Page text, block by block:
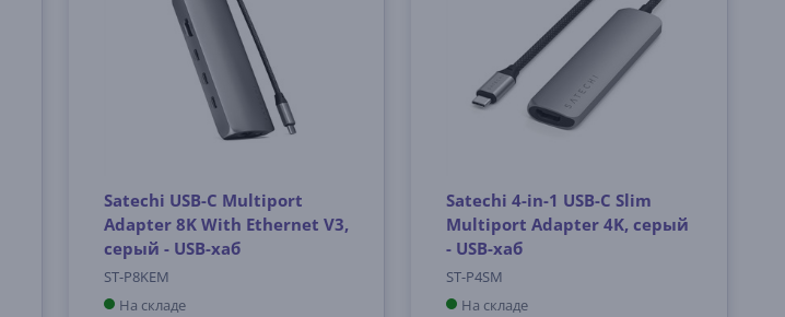
Satechi USB-C Multiport
Adapter 8K With Ethernet V3,
серый - USB-хаб
ST-P8KEM
На складе
Satechi 4-in-1 USB-C Slim
Multiport Adapter 4K, серый
- USB-хаб
ST-P4SM
На складе